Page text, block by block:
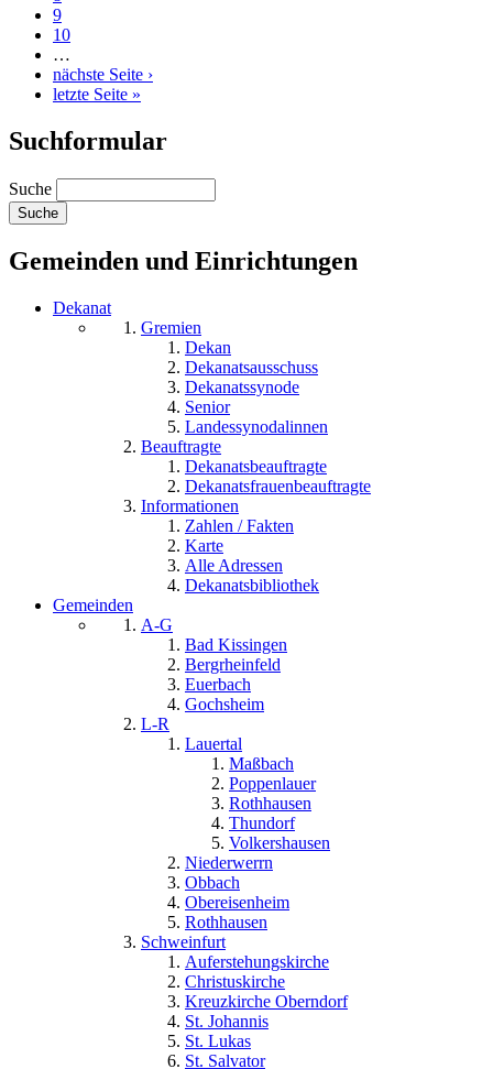
9
10
…
nächste Seite ›
letzte Seite »
Suchformular
Suche
Gemeinden und Einrichtungen
Dekanat
Gremien
Dekan
Dekanatsausschuss
Dekanatssynode
Senior
Landessynodalinnen
Beauftragte
Dekanatsbeauftragte
Dekanatsfrauenbeauftragte
Informationen
Zahlen / Fakten
Karte
Alle Adressen
Dekanatsbibliothek
Gemeinden
A-G
Bad Kissingen
Bergrheinfeld
Euerbach
Gochsheim
L-R
Lauertal
Maßbach
Poppenlauer
Rothhausen
Thundorf
Volkershausen
Niederwerrn
Obbach
Obereisenheim
Rothhausen
Schweinfurt
Auferstehungskirche
Christuskirche
Kreuzkirche Oberndorf
St. Johannis
St. Lukas
St. Salvator